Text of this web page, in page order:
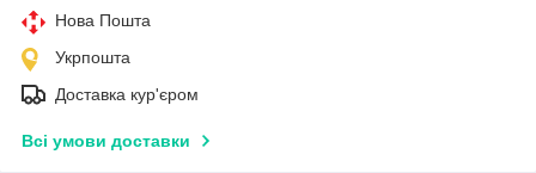
Нова Пошта
Укрпошта
Доставка кур'єром
Всі умови доставки